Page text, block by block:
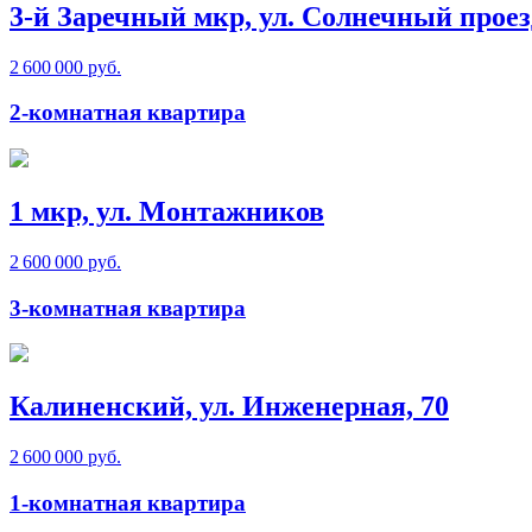
3-й Заречный мкр, ул. Солнечный
2 600 000 руб.
2-комнатная квартира
1 мкр, ул. Монтажников
2 600 000 руб.
3-комнатная квартира
Калиненский, ул. Инженерная, 70
2 600 000 руб.
1-комнатная квартира